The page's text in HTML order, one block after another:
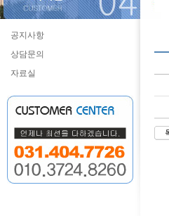
공지사항
상담문의
자료실